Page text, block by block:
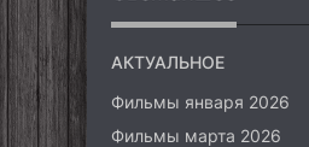
АКТУАЛЬНОЕ
Фильмы января 2026
Фильмы марта 2026